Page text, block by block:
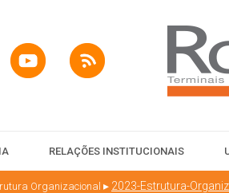
RELAÇÕES INSTITUCIONAIS
Organizacional ▸ 2023-Estrutura-